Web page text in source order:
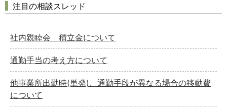
注目の相談スレッド
社内親睦会 積立金について
通勤手当の考え方について
他事業所出勤時(単発)、通勤手段が異なる場合の移動費
について